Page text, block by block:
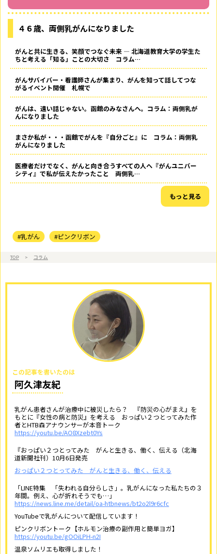
４６歳、両側乳がんになりました
がんと共に生きる、笑顔でつなぐ未来 ― 北海道教育大学の学生た
ちと考える「知る」ことの大切さ コラム…
がんサバイバー・看護師さんが集まり、がんを知って話してつな
がるイベント開催 札幌で
がんは、遠い話じゃない。函館のみなさんへ。コラム：両側乳が
んになりました
まさか私が・・・函館でがんを『自分ごと』に コラム：両側乳
がんになりました
医療者だけでなく、がんと向き合うすべての人へ――『がんユニバー
シティ』で私が伝えたかったこと 両側乳…
もっと見る
#乳がん #ピンクリボン
TOP > コラム
この記事を書いたのは
阿久津友紀
乳がん患者さんが治療中に被災したら？ 『防災の心がまえ』を
もとに『女性の病と防災』を考える おっぱい２つとってみた作
者とHTB森アナウンサーが本音トーク
https://youtu.be/AO8Xzebt0Ys
『おっぱい２つとってみた がんと生きる、働く、伝える（北海
道新聞社刊）10月6日発売
おっぱい２つとってみた がんと生きる、働く、伝える
「LINE特集 「失われる自分らしさ」。乳がんになった私たちの３
年間。例え、心が折れそうでも…」
https://news.line.me/detail/oa-htbnews/bt2o2l9r6cfc
YouTubeで乳がんについて配信しています！
ピンクリボントーク【ホルモン治療の副作用と簡単ヨガ】
https://youtu.be/gOOiLPH-n2I
温泉ソムリエも取得しました！